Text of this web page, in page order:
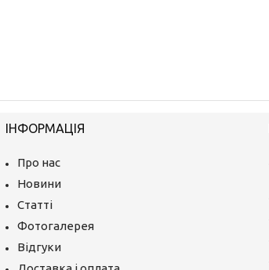
ІНФОРМАЦІЯ
Про нас
Новини
Статті
Фотогалерея
Відгуки